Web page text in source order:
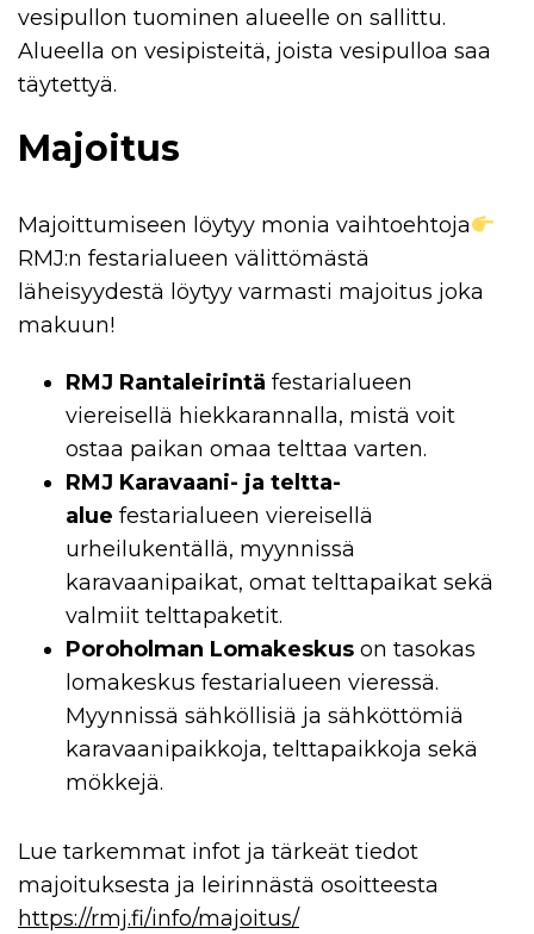
vesipullon tuominen alueelle on sallittu.
Alueella on vesipisteitä, joista vesipulloa saa
täytettyä.
Majoitus
Majoittumiseen löytyy monia vaihtoehtoja
RMJ:n festarialueen välittömästä
läheisyydestä löytyy varmasti majoitus joka
makuun!
RMJ Rantaleirintä festarialueen
viereisellä hiekkarannalla, mistä voit
ostaa paikan omaa telttaa varten.
RMJ Karavaani- ja teltta-
alue festarialueen viereisellä
urheilukentällä, myynnissä
karavaanipaikat, omat telttapaikat sekä
valmiit telttapaketit.
Poroholman Lomakeskus on tasokas
lomakeskus festarialueen vieressä.
Myynnissä sähköllisiä ja sähköttömiä
karavaanipaikkoja, telttapaikkoja sekä
mökkejä.
Lue tarkemmat infot ja tärkeät tiedot
majoituksesta ja leirinnästä osoitteesta
https://rmj.fi/info/majoitus/